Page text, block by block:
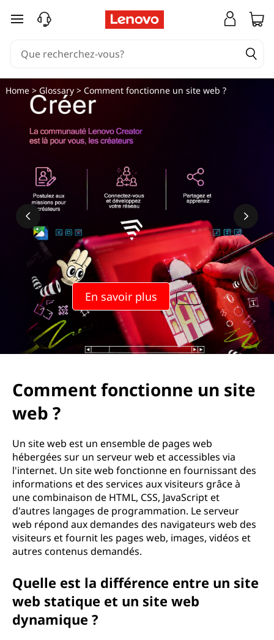
C
m
o
n
w
passer au contenu principal
En savoir plus
Home> Glossary> Comment fonctionne un site web ?
Comment fonctionne un site
web ?
Un site web est un ensemble de pages web
hébergées sur un serveur web et accessibles via
l'internet. Un site web fonctionne en fournissant des
informations et des services aux visiteurs grâce à
une combinaison de HTML, CSS, JavaScript et
d'autres langages de programmation. Le serveur
web répond aux demandes des navigateurs web des
visiteurs et fournit les pages web, images, vidéos et
autres contenus demandés.
Quelle est la différence entre un site
web statique et un site web
dynamique ?